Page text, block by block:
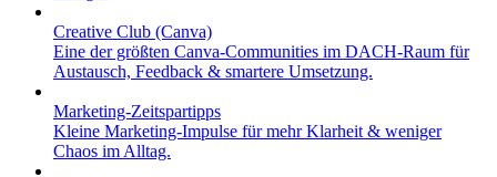
Creative Club (Canva)
Eine der größten Canva-Communities im DACH-Raum für
Austausch, Feedback & smartere Umsetzung.
Marketing-Zeitspartipps
Kleine Marketing-Impulse für mehr Klarheit & weniger
Chaos im Alltag.